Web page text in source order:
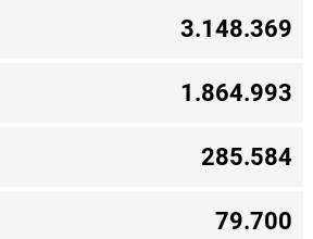
3.148.369
1.864.993
285.584
79.700